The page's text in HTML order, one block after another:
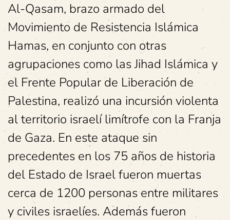
Al-Qasam, brazo armado del
Movimiento de Resistencia Islámica
Hamas, en conjunto con otras
agrupaciones como las Jihad Islámica y
el Frente Popular de Liberación de
Palestina, realizó una incursión violenta
al territorio israelí limítrofe con la Franja
de Gaza. En este ataque sin
precedentes en los 75 años de historia
del Estado de Israel fueron muertas
cerca de 1200 personas entre militares
y civiles israelíes. Además fueron